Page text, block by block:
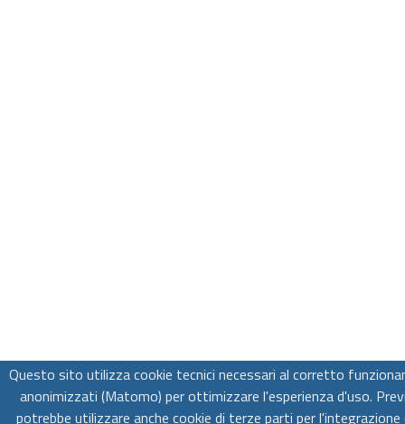
Questo sito utilizza cookie tecnici necessari al corretto
anonimizzati (Matomo) per ottimizzare l'esperienza d'uso.
potrebbe utilizzare anche cookie di terze parti per